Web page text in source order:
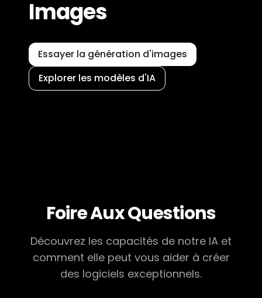
Images
Essayer la génération d'images
Explorer les modèles d'IA
Foire Aux Questions
Découvrez les capacités de notre IA et
comment elle peut vous aider à créer
des logiciels exceptionnels.